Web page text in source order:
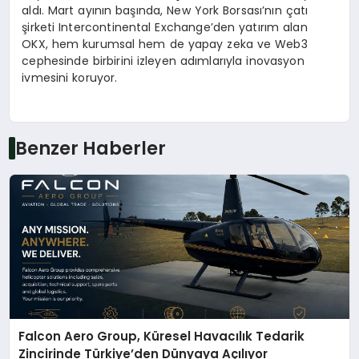
aldı. Mart ayının başında, New York Borsası’nın çatı
şirketi Intercontinental Exchange’den yatırım alan
OKX, hem kurumsal hem de yapay zeka ve Web3
cephesinde birbirini izleyen adımlarıyla inovasyon
ivmesini koruyor.
Benzer Haberler
Falcon Aero Group, Küresel Havacılık Tedarik
Zincirinde Türkiye’den Dünyaya Açılıyor